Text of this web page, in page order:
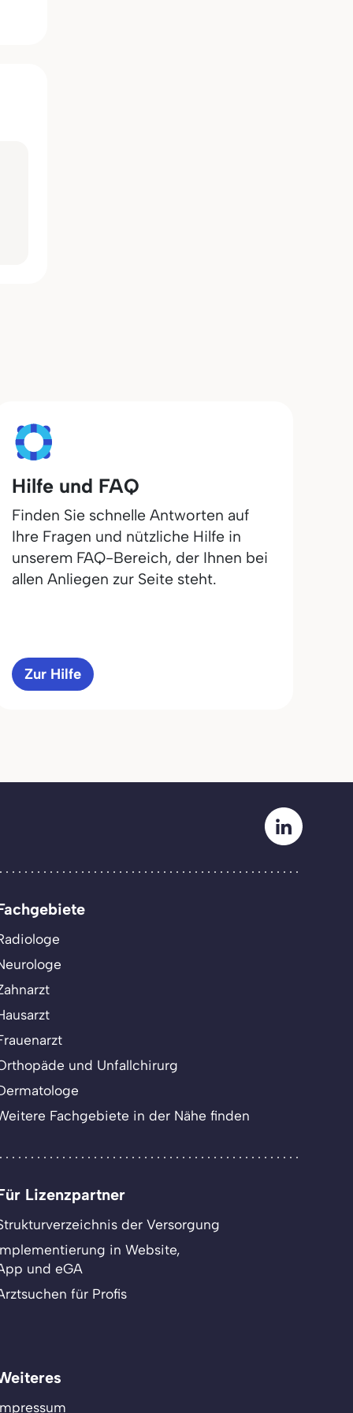
Hilfe und FAQ
Finden Sie schnelle Antworten auf
Ihre Fragen und nützliche Hilfe in
unserem FAQ-Bereich, der Ihnen bei
allen Anliegen zur Seite steht.
Zur Hilfe
und Unfallchirurg
Fachgebiete in der Nähe finden
Lizenzpartner
der Versorgung
in Website,
und eGA
für Profis